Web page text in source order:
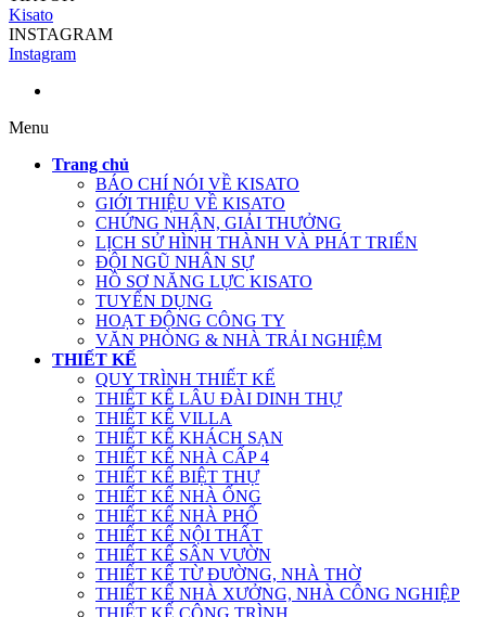
Kisato
INSTAGRAM
Instagram
Menu
Trang chủ
BÁO CHÍ NÓI VỀ KISATO
GIỚI THIỆU VỀ KISATO
CHỨNG NHẬN, GIẢI THƯỞNG
LỊCH SỬ HÌNH THÀNH VÀ PHÁT TRIỂN
ĐỘI NGŨ NHÂN SỰ
HỒ SƠ NĂNG LỰC KISATO
TUYỂN DỤNG
HOẠT ĐỘNG CÔNG TY
VĂN PHÒNG & NHÀ TRẢI NGHIỆM
THIẾT KẾ
QUY TRÌNH THIẾT KẾ
THIẾT KẾ LÂU ĐÀI DINH THỰ
THIẾT KẾ VILLA
THIẾT KẾ KHÁCH SẠN
THIẾT KẾ NHÀ CẤP 4
THIẾT KẾ BIỆT THỰ
THIẾT KẾ NHÀ ỐNG
THIẾT KẾ NHÀ PHỐ
THIẾT KẾ NỘI THẤT
THIẾT KẾ SÂN VƯỜN
THIẾT KẾ TỪ ĐƯỜNG, NHÀ THỜ
THIẾT KẾ NHÀ XƯỞNG, NHÀ CÔNG NGHIỆP
THIẾT KẾ CÔNG TRÌNH